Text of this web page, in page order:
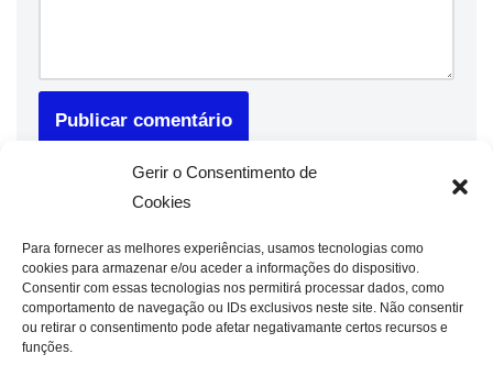
Gerir o Consentimento de
Cookies
Para fornecer as melhores experiências, usamos tecnologias como
cookies para armazenar e/ou aceder a informações do dispositivo.
Consentir com essas tecnologias nos permitirá processar dados, como
comportamento de navegação ou IDs exclusivos neste site. Não consentir
ou retirar o consentimento pode afetar negativamante certos recursos e
funções.